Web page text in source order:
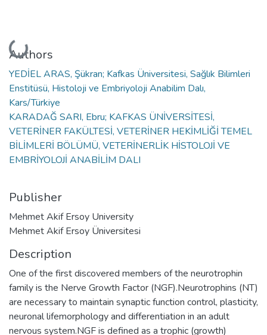
Loading...
Authors
YEDİEL ARAS, Şükran; Kafkas Üniversitesi, Sağlık Bilimleri
Enstitüsü, Histoloji ve Embriyoloji Anabilim Dalı,
Kars/Türkiye
KARADAĞ SARI, Ebru; KAFKAS ÜNİVERSİTESİ,
VETERİNER FAKÜLTESİ, VETERİNER HEKİMLİĞİ TEMEL
BİLİMLERİ BÖLÜMÜ, VETERİNERLİK HİSTOLOJİ VE
EMBRİYOLOJİ ANABİLİM DALI
Publisher
Mehmet Akif Ersoy University
Mehmet Akif Ersoy Üniversitesi
Description
One of the first discovered members of the neurotrophin
family is the Nerve Growth Factor (NGF).Neurotrophins (NT)
are necessary to maintain synaptic function control, plasticity,
neuronal lifemorphology and differentiation in an adult
nervous system.NGF is defined as a trophic (growth)